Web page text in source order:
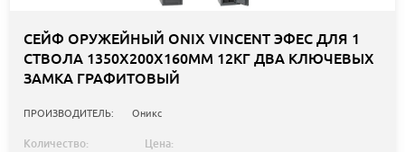
СЕЙФ ОРУЖЕЙНЫЙ ONIX VINCENT ЭФЕС ДЛЯ 1
СТВОЛА 1350Х200Х160ММ 12КГ ДВА КЛЮЧЕВЫХ
ЗАМКА ГРАФИТОВЫЙ
ПРОИЗВОДИТЕЛЬ: Оникс
Количество: Цена: